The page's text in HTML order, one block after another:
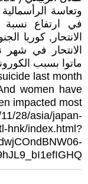
وتعاسة
في ارتفاع نسبة
الانتحار, كوريا
الانتحار في
ماتوا بسبب
last month
women have
impacted most
28/asia/japan-
hnk/index.html?